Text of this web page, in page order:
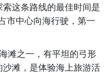
这条路线的最佳时间是
市中心向海行驶，第一
滩之一，有平坦的弓形
滩，是体验海上旅游活